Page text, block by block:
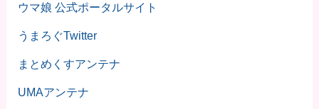
ウマ娘 公式ポータルサイト
うまろぐTwitter
まとめくすアンテナ
UMAアンテナ